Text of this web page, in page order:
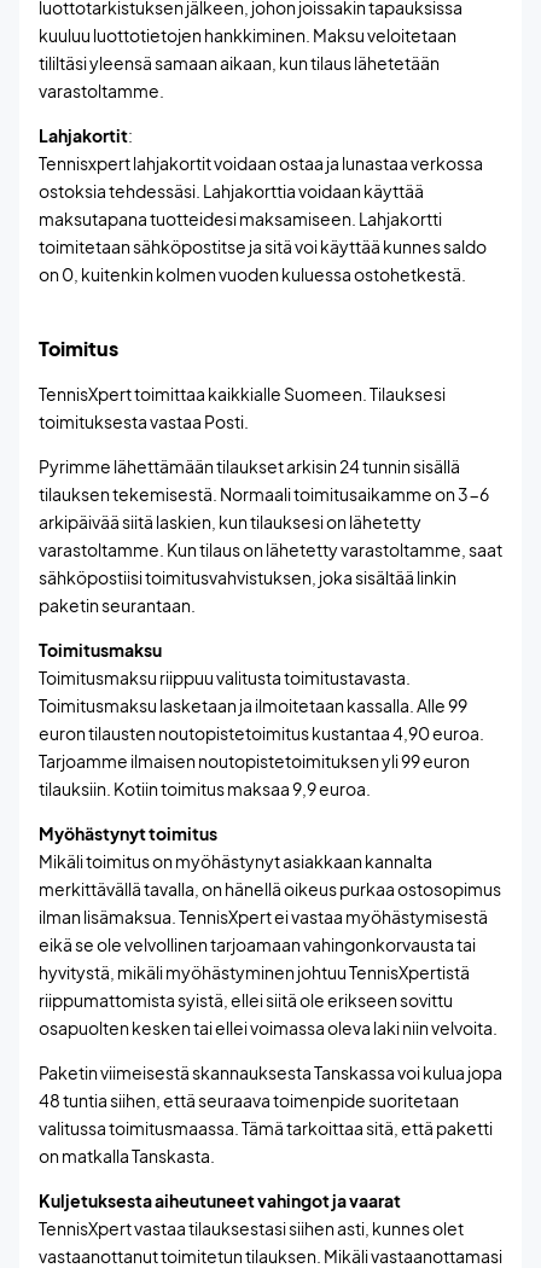
luottotarkistuksen jälkeen, johon joissakin tapauksissa
kuuluu luottotietojen hankkiminen. Maksu veloitetaan
tililtäsi yleensä samaan aikaan, kun tilaus lähetetään
varastoltamme.
Lahjakortit:
Tennisxpert lahjakortit voidaan ostaa ja lunastaa verkossa
ostoksia tehdessäsi. Lahjakorttia voidaan käyttää
maksutapana tuotteidesi maksamiseen. Lahjakortti
toimitetaan sähköpostitse ja sitä voi käyttää kunnes saldo
on 0, kuitenkin kolmen vuoden kuluessa ostohetkestä.
Toimitus
TennisXpert toimittaa kaikkialle Suomeen. Tilauksesi
toimituksesta vastaa Posti.
Pyrimme lähettämään tilaukset arkisin 24 tunnin sisällä
tilauksen tekemisestä. Normaali toimitusaikamme on 3-6
arkipäivää siitä laskien, kun tilauksesi on lähetetty
varastoltamme. Kun tilaus on lähetetty varastoltamme, saat
sähköpostiisi toimitusvahvistuksen, joka sisältää linkin
paketin seurantaan.
Toimitusmaksu
Toimitusmaksu riippuu valitusta toimitustavasta.
Toimitusmaksu lasketaan ja ilmoitetaan kassalla. Alle 99
euron tilausten noutopistetoimitus kustantaa 4,90 euroa.
Tarjoamme ilmaisen noutopistetoimituksen yli 99 euron
tilauksiin. Kotiin toimitus maksaa 9,9 euroa.
Myöhästynyt toimitus
Mikäli toimitus on myöhästynyt asiakkaan kannalta
merkittävällä tavalla, on hänellä oikeus purkaa ostosopimus
ilman lisämaksua. TennisXpert ei vastaa myöhästymisestä
eikä se ole velvollinen tarjoamaan vahingonkorvausta tai
hyvitystä, mikäli myöhästyminen johtuu TennisXpertistä
riippumattomista syistä, ellei siitä ole erikseen sovittu
osapuolten kesken tai ellei voimassa oleva laki niin velvoita.
Paketin viimeisestä skannauksesta Tanskassa voi kulua jopa
48 tuntia siihen, että seuraava toimenpide suoritetaan
valitussa toimitusmaassa. Tämä tarkoittaa sitä, että paketti
on matkalla Tanskasta.
Kuljetuksesta aiheutuneet vahingot ja vaarat
TennisXpert vastaa tilauksestasi siihen asti, kunnes olet
vastaanottanut toimitetun tilauksen. Mikäli vastaanottamasi